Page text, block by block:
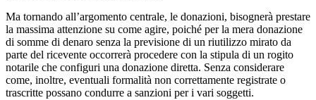
Ma tornando all’argomento centrale, le donazioni, bisognerà prestare
la massima attenzione su come agire, poiché per la mera donazione
di somme di denaro senza la previsione di un riutilizzo mirato da
parte del ricevente occorrerà procedere con la stipula di un rogito
notarile che configuri una donazione diretta. Senza considerare
come, inoltre, eventuali formalità non correttamente registrate o
trascritte possano condurre a sanzioni per i vari soggetti.